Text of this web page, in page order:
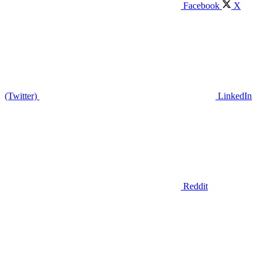
Facebook X
(Twitter) LinkedIn
Reddit